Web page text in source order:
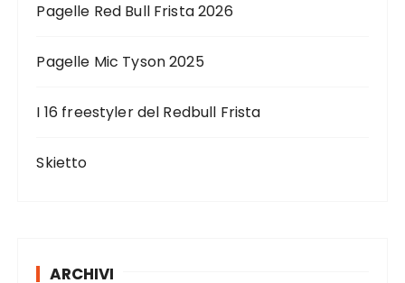
Pagelle Red Bull Frista 2026
Pagelle Mic Tyson 2025
I 16 freestyler del Redbull Frista
Skietto
ARCHIVI